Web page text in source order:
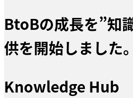
BtoBの成長を”知
供を開始しました。
Knowledge Hub